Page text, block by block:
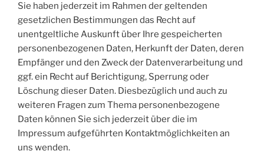
Sie haben jederzeit im Rahmen der geltenden
gesetzlichen Bestimmungen das Recht auf
unentgeltliche Auskunft über Ihre gespeicherten
personenbezogenen Daten, Herkunft der Daten, deren
Empfänger und den Zweck der Datenverarbeitung und
ggf. ein Recht auf Berichtigung, Sperrung oder
Löschung dieser Daten. Diesbezüglich und auch zu
weiteren Fragen zum Thema personenbezogene
Daten können Sie sich jederzeit über die im
Impressum aufgeführten Kontaktmöglichkeiten an
uns wenden.